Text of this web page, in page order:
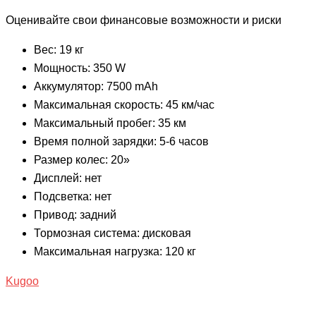
Оценивайте свои финансовые возможности и риски
Вес: 19 кг
Мощность: 350 W
Аккумулятор: 7500 mAh
Максимальная скорость: 45 км/час
Максимальный пробег: 35 км
Время полной зарядки: 5-6 часов
Размер колес: 20»
Дисплей: нет
Подсветка: нет
Привод: задний
Тормозная система: дисковая
Максимальная нагрузка: 120 кг
Kugoo